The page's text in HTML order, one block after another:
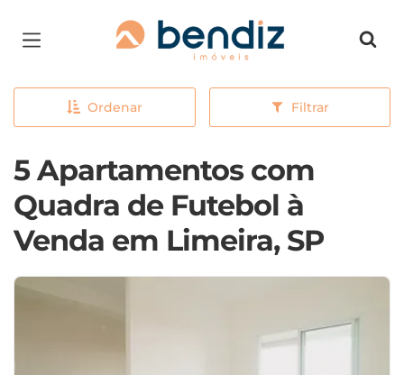
Página inicial
Ordenar Filtrar
5 Apartamentos com
Quadra de Futebol à
Venda em Limeira, SP